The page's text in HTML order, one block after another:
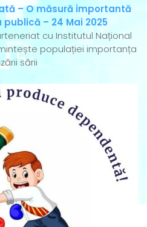
– O măsură importantă
– 24 Mai 2025
cu Institutul Național
populației importanța
sării